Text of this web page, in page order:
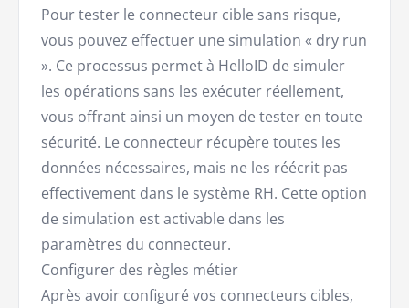
Pour tester le connecteur cible sans risque,
vous pouvez effectuer une simulation « dry run
». Ce processus permet à HelloID de simuler
les opérations sans les exécuter réellement,
vous offrant ainsi un moyen de tester en toute
sécurité. Le connecteur récupère toutes les
données nécessaires, mais ne les réécrit pas
effectivement dans le système RH. Cette option
de simulation est activable dans les
paramètres du connecteur.
Configurer des règles métier
Après avoir configuré vos connecteurs cibles,